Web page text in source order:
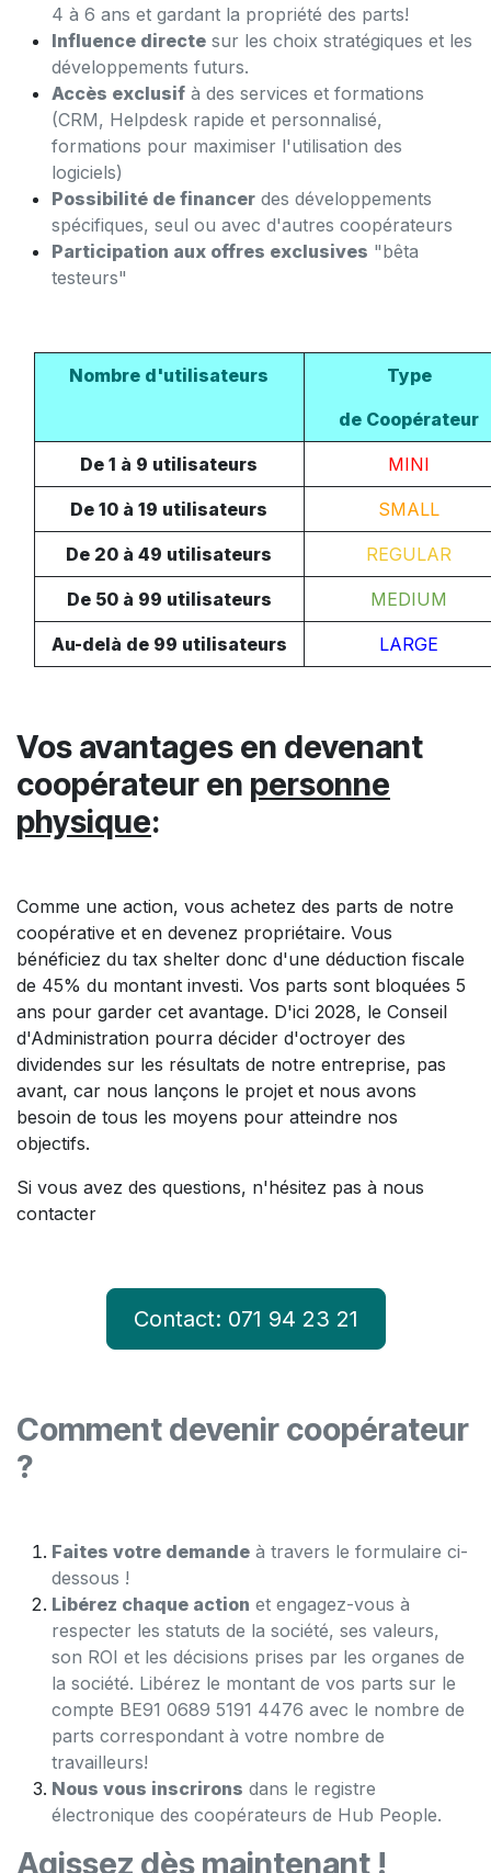
4 à 6 ans et gardant la propriété des parts!
Influence directe sur les choix stratégiques et les
développements futurs.
Accès exclusif à des services et formations
(CRM, Helpdesk rapide et personnalisé,
formations pour maximiser l'utilisation des
logiciels)
Possibilité de financer des développements
spécifiques, seul ou avec d'autres coopérateurs
Participation aux offres exclusives "bêta
testeurs"
Nombre d'utilisateurs
Type
de Coopérateur
De 1 à 9 utilisateurs MINI
De 10 à 19 utilisateurs SMALL
De 20 à 49 utilisateurs REGULAR
De 50 à 99 utilisateurs MEDIUM
Au-delà de 99 utilisateurs LARGE
Vos avantages en devenant
coopérateur en personne
physique:
Comme une action, vous achetez des parts de notre
coopérative et en devenez propriétaire. Vous
bénéficiez du tax shelter donc d'une déduction fiscale
de 45% du montant investi. Vos parts sont bloquées 5
ans pour garder cet avantage. D'ici 2028, le Conseil
d'Administration pourra décider d'octroyer des
dividendes sur les résultats de notre entreprise, pas
avant, car nous lançons le projet et nous avons
besoin de tous les moyens pour atteindre nos
objectifs.
Si vous avez des questions, n'hésitez pas à nous
contacter
Contact: 071 94 23 21
Comment devenir coopérateur
?
Faites votre demande à travers le formulaire ci-
dessous !
Libérez chaque action et engagez-vous à
respecter les statuts de la société, ses valeurs,
son ROI et les décisions prises par les organes de
la société. Libérez le montant de vos parts sur le
compte BE91 0689 5191 4476 avec le nombre de
parts correspondant à votre nombre de
travailleurs!
Nous vous inscrirons dans le registre
électronique des coopérateurs de Hub People.
Agissez dès maintenant !